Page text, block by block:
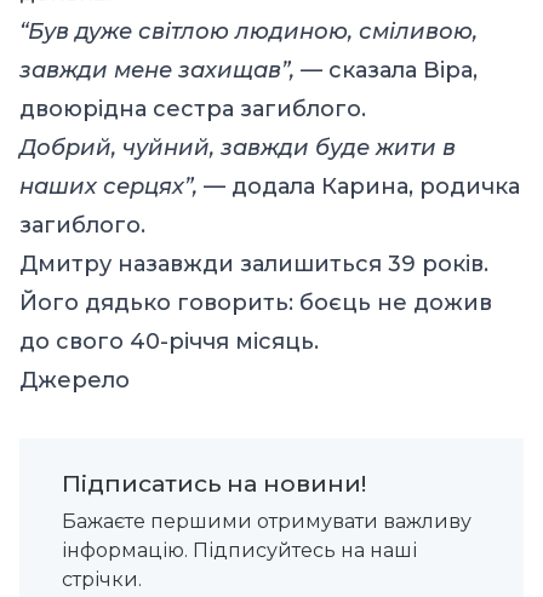
“Був дуже світлою людиною, сміливою,
завжди мене захищав”, — сказала Віра,
двоюрідна сестра загиблого.
Добрий, чуйний, завжди буде жити в
наших серцях”, — додала Карина, родичка
загиблого.
Дмитру назавжди залишиться 39 років.
Його дядько говорить: боєць не дожив
до свого 40-річчя місяць.
Джерело
Підписатись на новини!
Бажаєте першими отримувати важливу
інформацію. Підписуйтесь на наші
стрічки.